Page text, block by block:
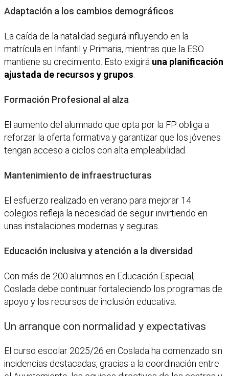
Adaptación a los cambios demográficos
La caída de la natalidad seguirá influyendo en la
matrícula en Infantil y Primaria, mientras que la ESO
mantiene su crecimiento. Esto exigirá una planificación
ajustada de recursos y grupos.
Formación Profesional al alza
El aumento del alumnado que opta por la FP obliga a
reforzar la oferta formativa y garantizar que los jóvenes
tengan acceso a ciclos con alta empleabilidad.
Mantenimiento de infraestructuras
El esfuerzo realizado en verano para mejorar 14
colegios refleja la necesidad de seguir invirtiendo en
unas instalaciones modernas y seguras.
Educación inclusiva y atención a la diversidad
Con más de 200 alumnos en Educación Especial,
Coslada debe continuar fortaleciendo los programas de
apoyo y los recursos de inclusión educativa.
Un arranque con normalidad y expectativas
El curso escolar 2025/26 en Coslada ha comenzado sin
incidencias destacadas, gracias a la coordinación entre